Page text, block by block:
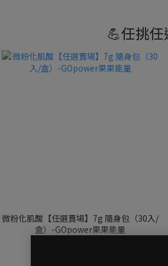
💪任挑
微粉化肌酸【任選賣場】7g 隨身包（30入/
盒）-GOpower果果能量